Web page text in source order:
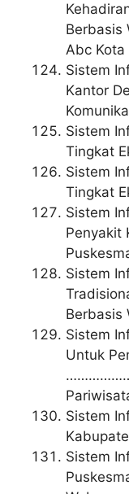
Berbasis
Abc Kota
Sistem
Kantor
Sistem
Tingkat
Sistem
Tingkat
Sistem
Penyakit
Sistem
Berbasis
Sistem
Untuk
Sistem
Sistem